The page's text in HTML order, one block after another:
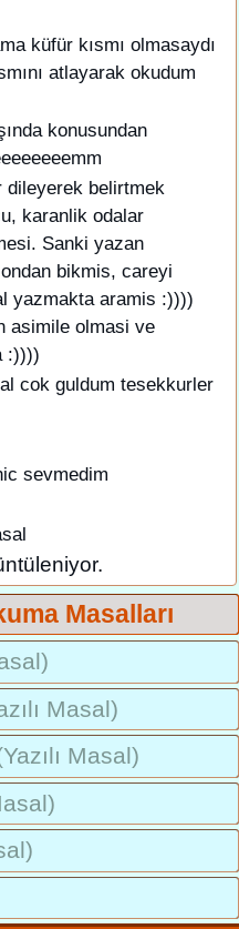
küfür kısmı olmasaydı
atlayarak okudum
konusundan
dileyerek belirtmek
karanlik odalar
Sanki yazan
bikmis, careyi
yazmakta aramis :))))
asimile olmasi ve
:))))
cok guldum tesekkurler
sevmedim
Masalları
Masal)
Masal)